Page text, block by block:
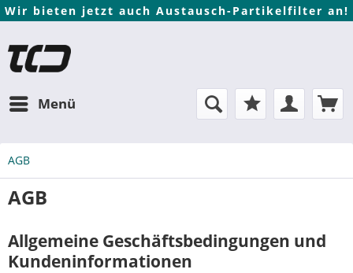
Wir bieten jetzt auch Austausch-Partikelfilter an!
Menü
AGB
AGB
Allgemeine Geschäftsbedingungen und
Kundeninformationen